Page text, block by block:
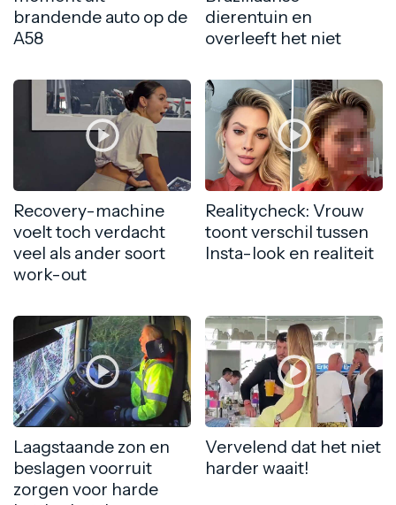
brandende auto op de
A58
dierentuin en
overleeft het niet
Recovery-machine
voelt toch verdacht
veel als ander soort
work-out
Realitycheck: Vrouw
toont verschil tussen
Insta-look en realiteit
Laagstaande zon en
beslagen voorruit
zorgen voor harde
Vervelend dat het niet
harder waait!